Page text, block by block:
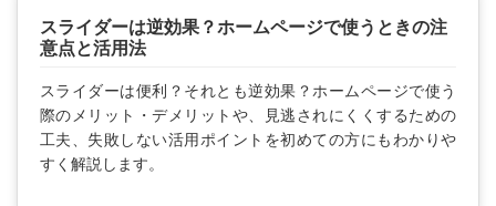
スライダーは逆効果？ホームページで使うときの注
意点と活用法
スライダーは便利？それとも逆効果？ホームページで使う
際のメリット・デメリットや、見逃されにくくするための
工夫、失敗しない活用ポイントを初めての方にもわかりや
すく解説します。